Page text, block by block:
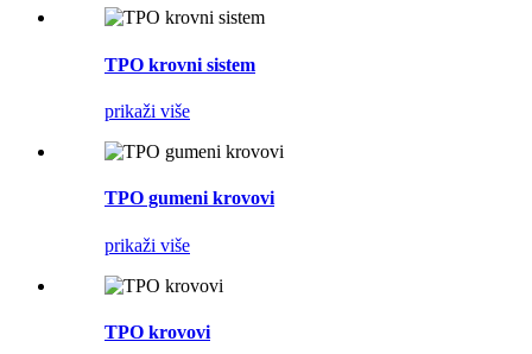
TPO krovni sistem
prikaži više
TPO gumeni krovovi
prikaži više
TPO krovovi